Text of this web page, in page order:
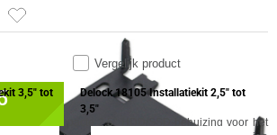
B is een compacte 2.5" HDD/SSD-behuizing voor het
✓ 30 dagen bedenktermijn!
✓ 24 maanden garantie!
Vergelijk product
Kunststof
HDD-/SSD-behuizing
PRODUCTEN
3,5" tot
Delock 18105 Installatiekit 2,5" tot
3,5"